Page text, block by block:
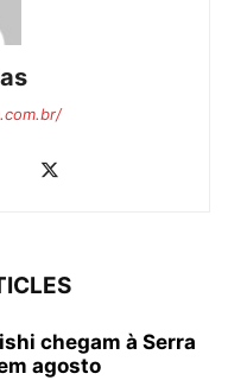
chegam à Serra
agosto